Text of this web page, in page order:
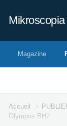
Mikroscopia
Magazine
Accueil
Olympus BH2